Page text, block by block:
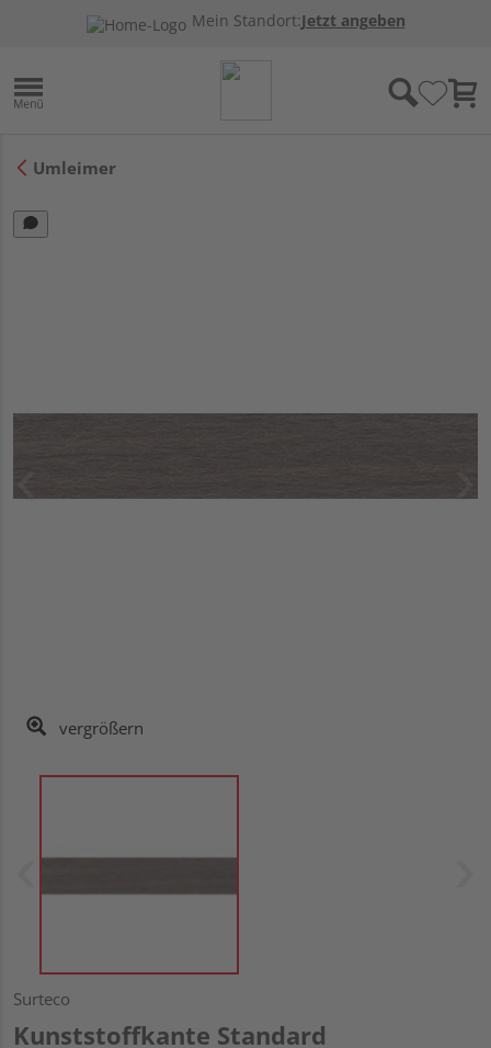
Mein Standort:Jetzt angeben
Umleimer
vergrößern
Surteco
Kunststoffkante Standard